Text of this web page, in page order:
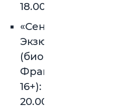
18.00.
«Сент-
Экзюпери»
(биография,
Франция,
16+):
20.00.